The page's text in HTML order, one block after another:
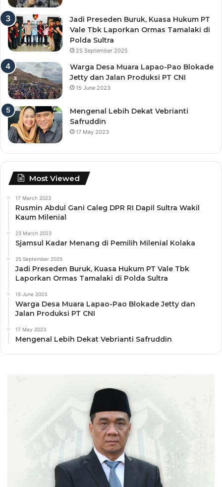
Jadi Preseden Buruk, Kuasa Hukum PT
Vale Tbk Laporkan Ormas Tamalaki di
Polda Sultra
25 September 2025
Warga Desa Muara Lapao-Pao Blokade
Jetty dan Jalan Produksi PT CNI
15 June 2023
Mengenal Lebih Dekat Vebrianti
Safruddin
17 May 2023
Most Viewed
17 March 2023
Rusmin Abdul Gani Caleg DPR RI Dapil Sultra Wakil
Kaum Milenial
23 March 2023
Sjamsul Kadar Menang di Pemilih Milenial Kolaka
25 September 2025
Jadi Preseden Buruk, Kuasa Hukum PT Vale Tbk
Laporkan Ormas Tamalaki di Polda Sultra
15 June 2023
Warga Desa Muara Lapao-Pao Blokade Jetty dan
Jalan Produksi PT CNI
17 May 2023
Mengenal Lebih Dekat Vebrianti Safruddin